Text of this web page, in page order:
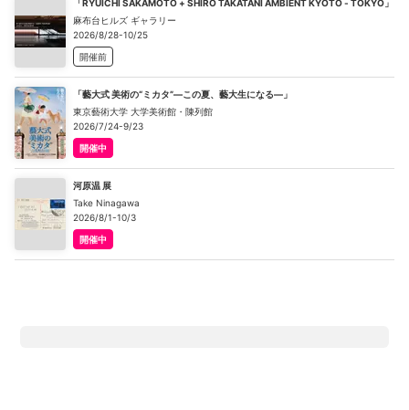
「RYUICHI SAKAMOTO + SHIRO TAKATANI AMBIENT KYOTO - TOKYO」
麻布台ヒルズ ギャラリー
2026/8/28-10/25
開催前
「藝大式 美術の“ミカタ”―この夏、藝大生になる―」
東京藝術大学 大学美術館・陳列館
2026/7/24-9/23
開催中
河原温 展
Take Ninagawa
2026/8/1-10/3
開催中